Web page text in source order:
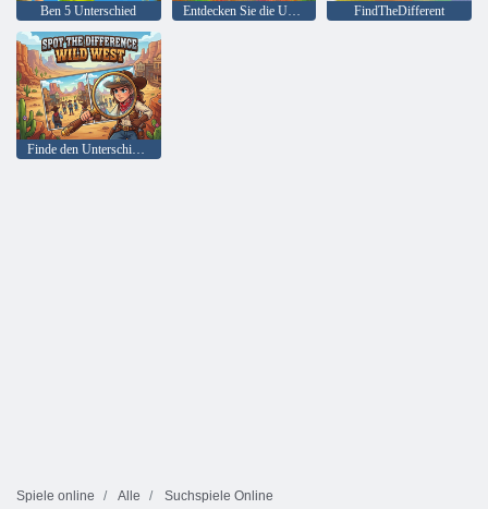
Ben 5 Unterschied Entdecken Sie die Unterschiede im Farbwahnsinn FindTheDifferent
Finde den Unterschied: Wilder Westen
Spiele online Alle Suchspiele Online